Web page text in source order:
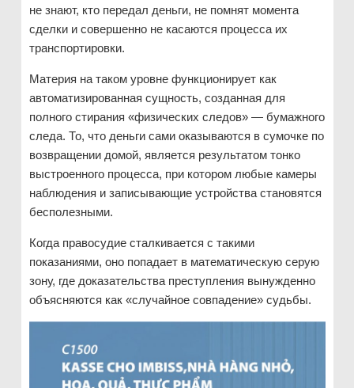
не знают, кто передал деньги, не помнят момента
сделки и совершенно не касаются процесса их
транспортировки.
Материя на таком уровне функционирует как
автоматизированная сущность, созданная для
полного стирания «физических следов» — бумажного
следа. То, что деньги сами оказываются в сумочке по
возвращении домой, является результатом тонко
выстроенного процесса, при котором любые камеры
наблюдения и записывающие устройства становятся
бесполезными.
Когда правосудие сталкивается с такими
показаниями, оно попадает в математическую серую
зону, где доказательства преступления вынужденно
объясняются как «случайное совпадение» судьбы.